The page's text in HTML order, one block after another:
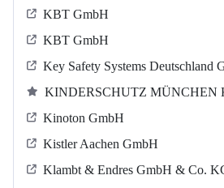
KBT GmbH
KBT GmbH
Key Safety Systems Deutschland
KINDERSCHUTZ MÜNCHEN
Kinoton GmbH
Kistler Aachen GmbH
Klambt & Endres GmbH & Co.